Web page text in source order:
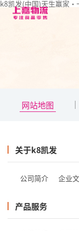
k8凯发(中国)天生赢家·
网站地图
关于k8凯发
公司简介 企业
产品服务